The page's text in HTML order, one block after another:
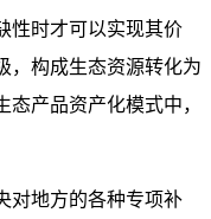
性时才可以实现其价
，构成生态资源转化为
产品资产化模式中，
对地方的各种专项补